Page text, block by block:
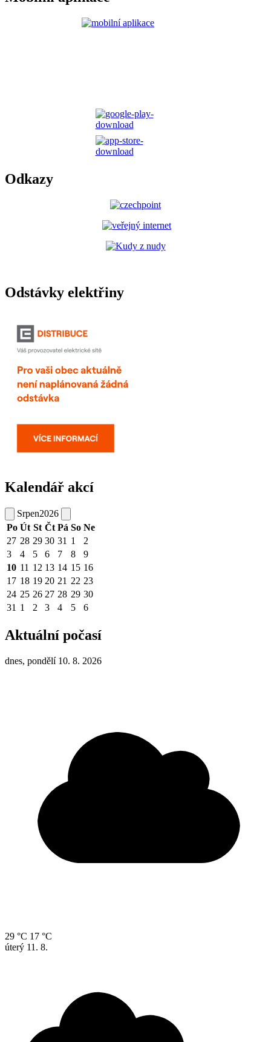
Odkazy
Odstávky elektřiny
Kalendář akcí
Srpen2026
Po Út St Čt Pá So Ne
27 28 29 30 31 1
2
3
4 5 6 7 8
9
10 11 12 13 14 15 16
17 18 19 20 21 22 23
24 25 26 27 28 29 30
31 1 2 3 4 5 6
Aktuální počasí
dnes, pondělí 10. 8. 2026
29 °C 17 °C
úterý 11. 8.